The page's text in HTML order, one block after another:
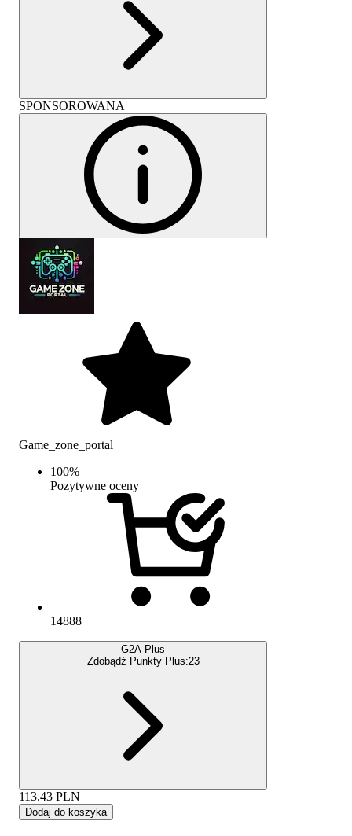
SPONSOROWANA
Game_zone_portal
100%
Pozytywne oceny
14888
G2A Plus
Zdobądź Punkty Plus:23
113.43 PLN
Dodaj do koszyka